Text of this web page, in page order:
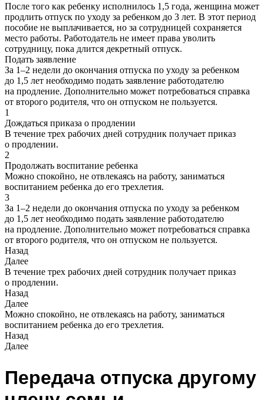
После того как ребенку исполнилось 1,5 года, женщина может
продлить отпуск по уходу за ребенком до 3 лет. В этот период
пособие не выплачивается, но за сотрудницей сохраняется
место работы. Работодатель не имеет права уволить
сотрудницу, пока длится декретный отпуск.
Подать заявление
За 1–2 недели до окончания отпуска по уходу за ребенком
до 1,5 лет необходимо подать заявление работодателю
на продление. Дополнительно может потребоваться справка
от второго родителя, что он отпуском не пользуется.
1
Дождаться приказа о продлении
В течение трех рабочих дней сотрудник получает приказ
о продлении.
2
Продолжать воспитание ребенка
Можно спокойно, не отвлекаясь на работу, заниматься
воспитанием ребенка до его трехлетия.
3
За 1–2 недели до окончания отпуска по уходу за ребенком
до 1,5 лет необходимо подать заявление работодателю
на продление. Дополнительно может потребоваться справка
от второго родителя, что он отпуском не пользуется.
Назад
Далее
В течение трех рабочих дней сотрудник получает приказ
о продлении.
Назад
Далее
Можно спокойно, не отвлекаясь на работу, заниматься
воспитанием ребенка до его трехлетия.
Назад
Далее
Передача отпуска другому